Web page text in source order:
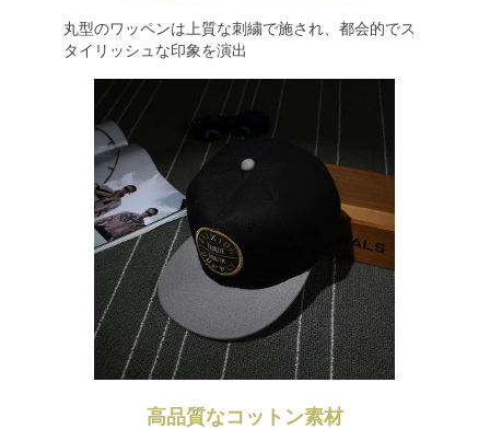
丸型のワッペンは上質な刺繍で施され、都会的でス
タイリッシュな印象を演出
高品質なコットン素材